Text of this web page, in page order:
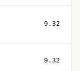
9.32
9.32